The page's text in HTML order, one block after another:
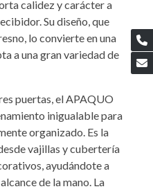
calidez y carácter a
Su diseño, que
lo convierte en una
a una gran variedad de
puertas, el APAQUO
inigualable para
organizado. Es la
vajillas y cubertería
ayudándote a
de la mano. La